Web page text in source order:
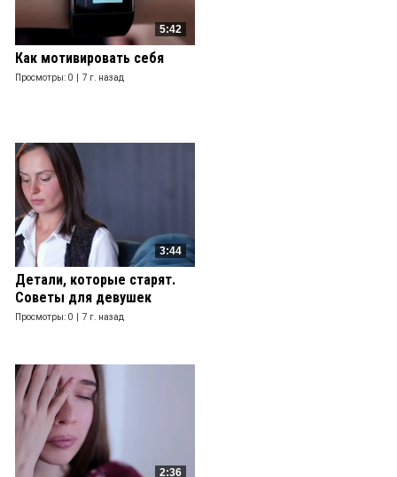
5:42
Как мотивировать себя
Просмотры: 0 | 7 г. назад
3:44
Детали, которые старят.
Советы для девушек
Просмотры: 0 | 7 г. назад
2:36